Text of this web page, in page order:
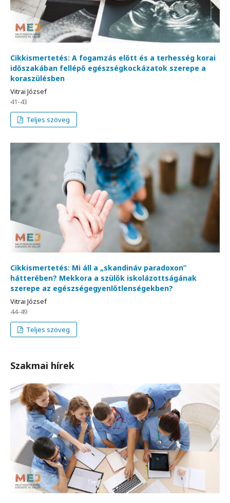
Cikkismertetés: A fogamzás előtt és a terhesség korai
időszakában fellépő egészségkockázatok szerepe a
koraszülésben
Vitrai József
41-43
Teljes szöveg
Cikkismertetés: Mi áll a „skandináv paradoxon”
hátterében? Mekkora a szülők iskolázottságának
szerepe az egészségegyenlőtlenségekben?
Vitrai József
44-49
Teljes szöveg
Szakmai hírek